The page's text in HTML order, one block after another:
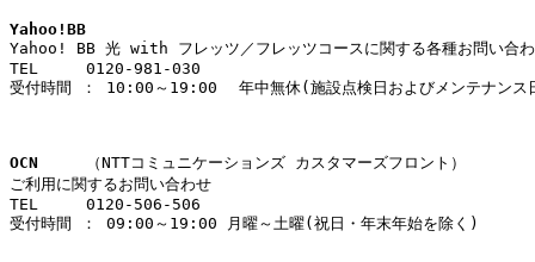
Yahoo!BB
Yahoo! BB 光 with フレッツ／フレッツコースに関する各種お問い合
TEL	0120-981-030
受付時間 ： 10:00～19:00	年中無休(施設点検日およびメンテナンス日は除く)
OCN
ご利用に関するお問い合わせ
TEL	0120-506-506
受付時間 ： 09:00～19:00 月曜～土曜(祝日・年末年始を除く)